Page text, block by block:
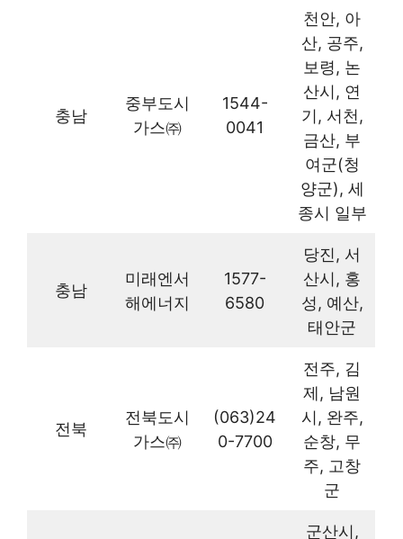
충남
중부도시
가스㈜
1544-
0041
천안, 아
산, 공주,
보령, 논
산시, 연
기, 서천,
금산, 부
여군(청
양군), 세
종시 일부
충남
미래엔서
해에너지
1577-
6580
당진, 서
산시, 홍
성, 예산,
태안군
전북
전북도시
가스㈜
(063)24
0-7700
전주, 김
제, 남원
시, 완주,
순창, 무
주, 고창
군
군산시,